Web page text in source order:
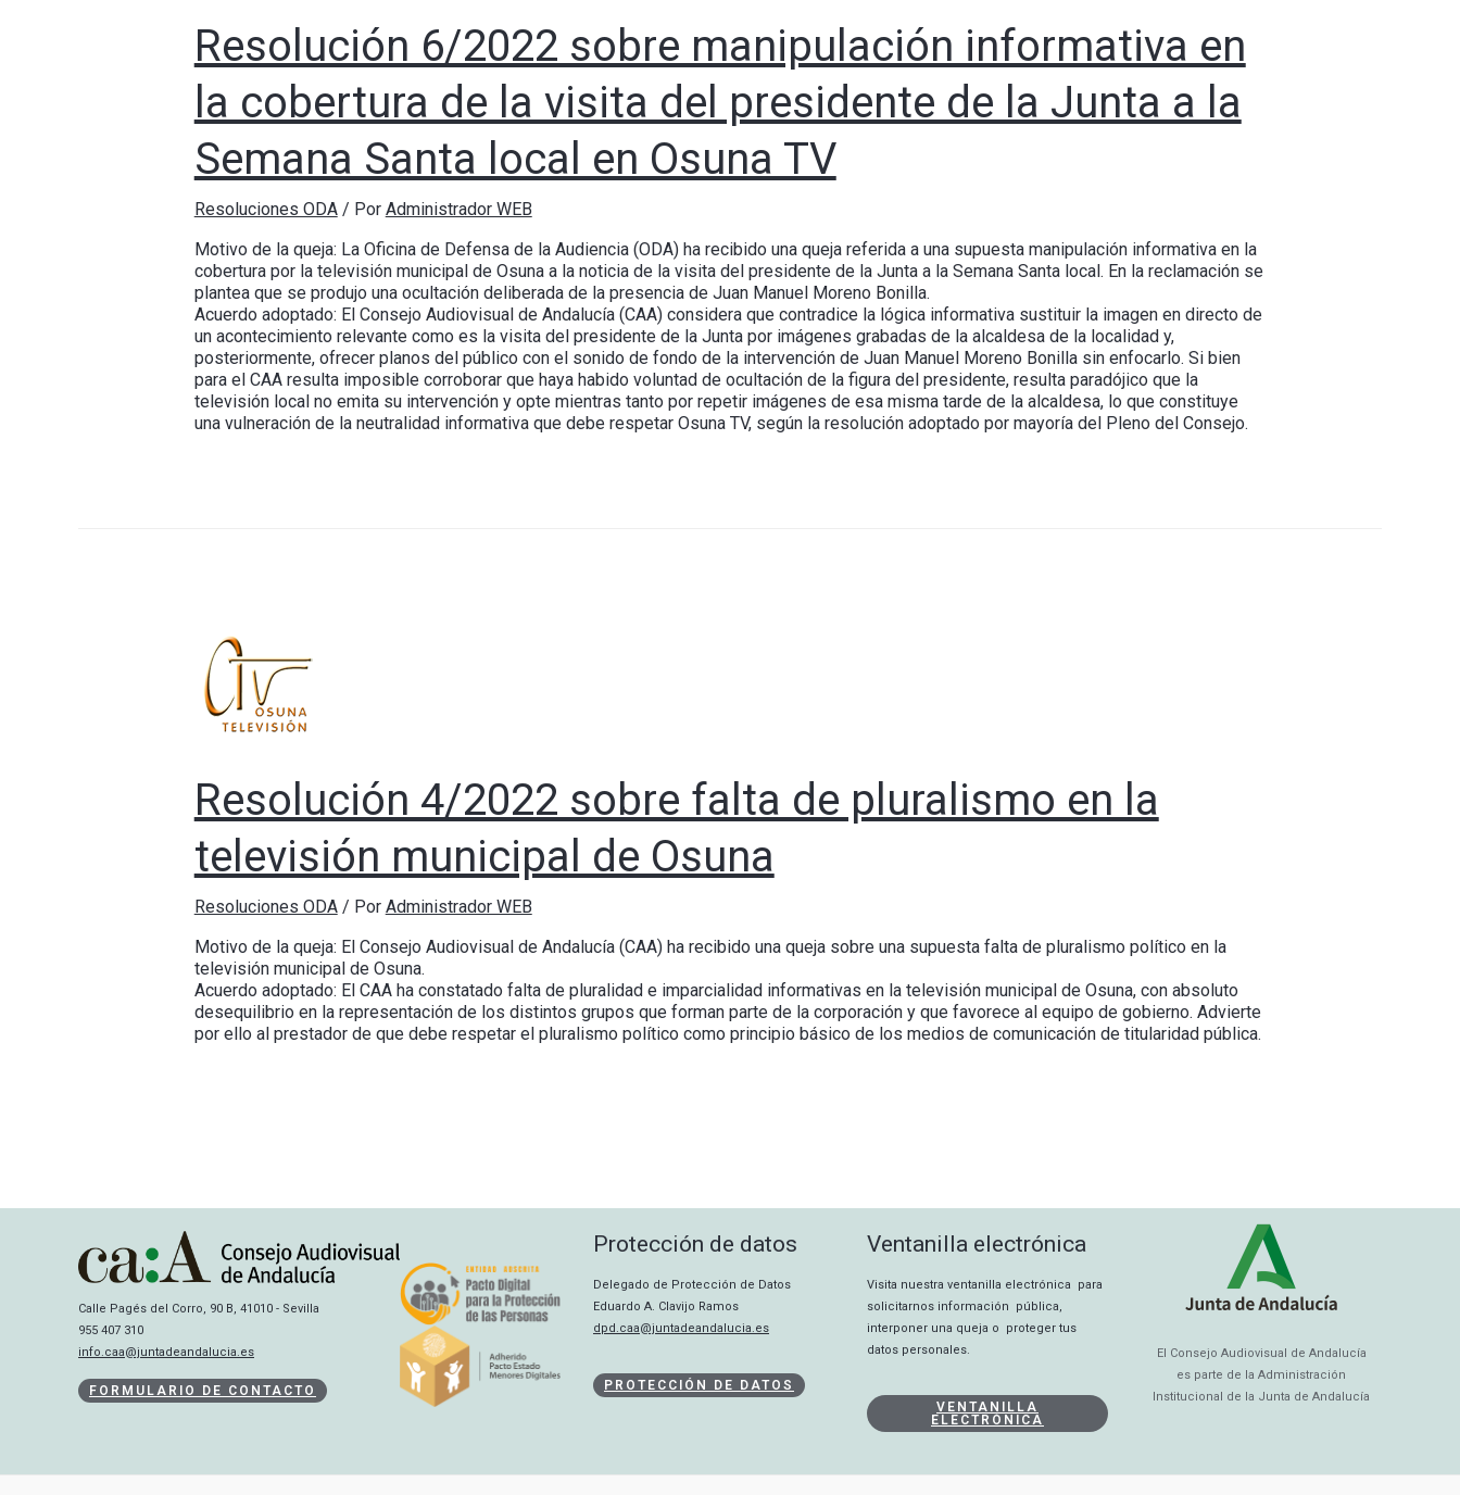
Resolución 6/2022 sobre manipulación informativa en
la cobertura de la visita del presidente de la Junta a la
Semana Santa local en Osuna TV
Resoluciones ODA/ Por Administrador WEB
Motivo de la queja: La Oficina de Defensa de la Audiencia (ODA) ha recibido una queja referida a una supuesta manipulación informativa en la
cobertura por la televisión municipal de Osuna a la noticia de la visita del presidente de la Junta a la Semana Santa local. En la reclamación se
plantea que se produjo una ocultación deliberada de la presencia de Juan Manuel Moreno Bonilla.
Acuerdo adoptado: El Consejo Audiovisual de Andalucía (CAA) considera que contradice la lógica informativa sustituir la imagen en directo de
un acontecimiento relevante como es la visita del presidente de la Junta por imágenes grabadas de la alcaldesa de la localidad y,
posteriormente, ofrecer planos del público con el sonido de fondo de la intervención de Juan Manuel Moreno Bonilla sin enfocarlo. Si bien
para el CAA resulta imposible corroborar que haya habido voluntad de ocultación de la figura del presidente, resulta paradójico que la
televisión local no emita su intervención y opte mientras tanto por repetir imágenes de esa misma tarde de la alcaldesa, lo que constituye
una vulneración de la neutralidad informativa que debe respetar Osuna TV, según la resolución adoptado por mayoría del Pleno del Consejo.
Resolución 4/2022 sobre falta de pluralismo en la
televisión municipal de Osuna
Resoluciones ODA/ Por Administrador WEB
Motivo de la queja: El Consejo Audiovisual de Andalucía (CAA) ha recibido una queja sobre una supuesta falta de pluralismo político en la
televisión municipal de Osuna.
Acuerdo adoptado: El CAA ha constatado falta de pluralidad e imparcialidad informativas en la televisión municipal de Osuna, con absoluto
desequilibrio en la representación de los distintos grupos que forman parte de la corporación y que favorece al equipo de gobierno. Advierte
por ello al prestador de que debe respetar el pluralismo político como principio básico de los medios de comunicación de titularidad pública.
Calle Pagés del Corro, 90 B, 41010 - Sevilla
955 407 310
info.caa@juntadeandalucia.es
FORMULARIO DE CONTACTO
Protección de datos
Delegado de Protección de Datos
Eduardo A. Clavijo Ramos
dpd.caa@juntadeandalucia.es
PROTECCIÓN DE DATOS
Ventanilla electrónica
Visita nuestra ventanilla electrónica para
solicitarnos información pública,
interponer una queja o proteger tus
datos personales.
VENTANILLA
ELECTRÓNICA
El Consejo Audiovisual de Andalucía
es parte de la Administración
Institucional de la Junta de Andalucía